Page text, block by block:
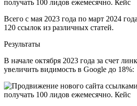
Всего с мая 2023 года по март 2024
120 ссылок из различных статей.
Результаты
В начале октября 2023 года за счет
увеличить видимость в Google до 18%: